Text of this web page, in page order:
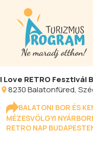
I Love RETRO
8230Balatonfüred,
BALATONI BOR ÉS
MÉZESVÖLGYI NYÁR
RETRO NAP